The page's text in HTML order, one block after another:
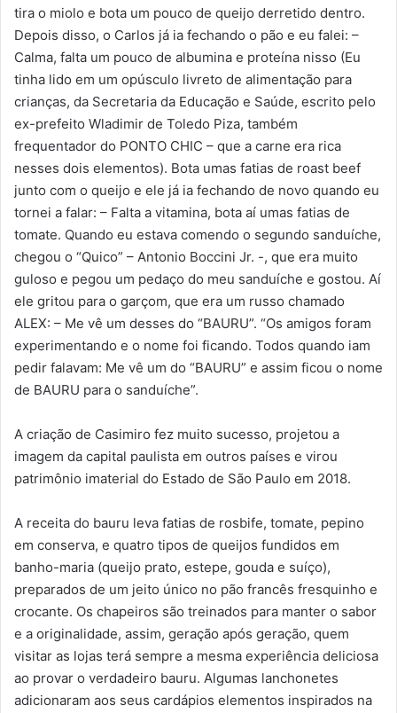
tira o miolo e bota um pouco de queijo derretido dentro.
Depois disso, o Carlos já ia fechando o pão e eu falei: –
Calma, falta um pouco de albumina e proteína nisso (Eu
tinha lido em um opúsculo livreto de alimentação para
crianças, da Secretaria da Educação e Saúde, escrito pelo
ex-prefeito Wladimir de Toledo Piza, também
frequentador do PONTO CHIC – que a carne era rica
nesses dois elementos). Bota umas fatias de roast beef
junto com o queijo e ele já ia fechando de novo quando eu
tornei a falar: – Falta a vitamina, bota aí umas fatias de
tomate. Quando eu estava comendo o segundo sanduíche,
chegou o “Quico” – Antonio Boccini Jr. -, que era muito
guloso e pegou um pedaço do meu sanduíche e gostou. Aí
ele gritou para o garçom, que era um russo chamado
ALEX: – Me vê um desses do “BAURU”. “Os amigos foram
experimentando e o nome foi ficando. Todos quando iam
pedir falavam: Me vê um do “BAURU” e assim ficou o nome
de BAURU para o sanduíche”.
A criação de Casimiro fez muito sucesso, projetou a
imagem da capital paulista em outros países e virou
patrimônio imaterial do Estado de São Paulo em 2018.
A receita do bauru leva fatias de rosbife, tomate, pepino
em conserva, e quatro tipos de queijos fundidos em
banho-maria (queijo prato, estepe, gouda e suíço),
preparados de um jeito único no pão francês fresquinho e
crocante. Os chapeiros são treinados para manter o sabor
e a originalidade, assim, geração após geração, quem
visitar as lojas terá sempre a mesma experiência deliciosa
ao provar o verdadeiro bauru. Algumas lanchonetes
adicionaram aos seus cardápios elementos inspirados na